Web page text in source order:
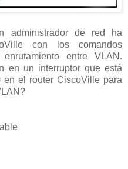
administrador de red ha
con los comandos
entre VLAN.
en un interruptor que está
el router CiscoVille para